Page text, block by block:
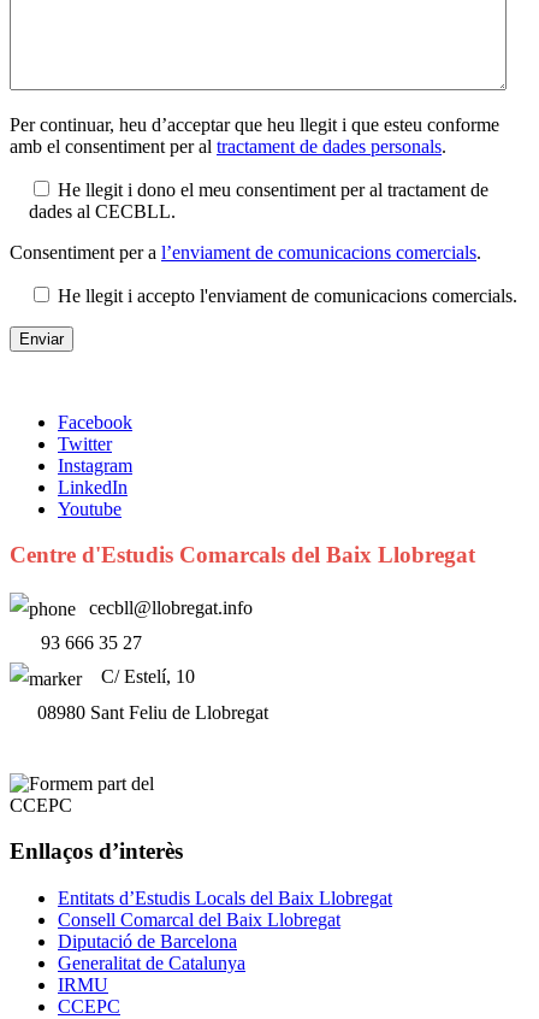
Per continuar, heu d’acceptar que heu llegit i que esteu conforme
amb el consentiment per al tractament de dades personals.
He llegit i dono el meu consentiment per al tractament de
dades al CECBLL.
Consentiment per a l’enviament de comunicacions comercials.
He llegit i accepto l'enviament de comunicacions comercials.
Facebook
Twitter
Instagram
LinkedIn
Youtube
Centre d'Estudis Comarcals del Baix Llobregat
cecbll@llobregat.info
93 666 35 27
C/ Estelí, 10
08980 Sant Feliu de Llobregat
Enllaços d’interès
Entitats d’Estudis Locals del Baix Llobregat
Consell Comarcal del Baix Llobregat
Diputació de Barcelona
Generalitat de Catalunya
IRMU
CCEPC